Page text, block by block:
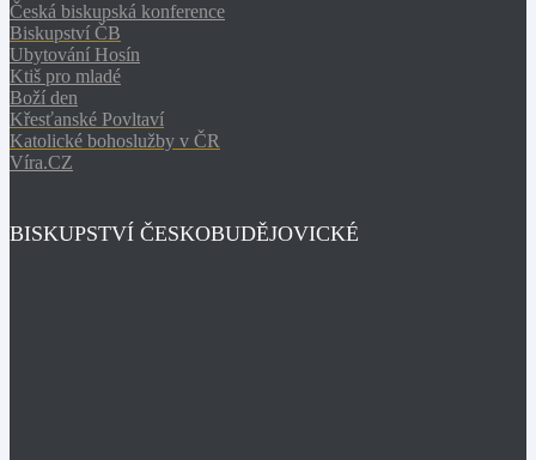
Česká biskupská konference
Biskupství ČB
Ubytování Hosín
Ktiš pro mladé
Boží den
Křesťanské Povltaví
Katolické bohoslužby v ČR
Víra.CZ
BISKUPSTVÍ ČESKOBUDĚJOVICKÉ